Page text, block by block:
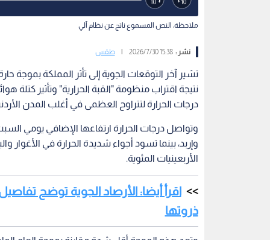
ملاحظة: النص المسموع ناتج عن نظام آلي
نشر :15:38 2026/7/30 طقس
تشير آخر التوقعات الجوية إلى تأثر المملكة بموجة
نتيجة اقتراب منظومة "القبة الحرارية" وتأثير كتلة
درجات الحرارة لتتراوح العظمى في أغلب المدن الأردنية بين 36 و37
وإربد، بينما تسود أجواء شديدة الحرارة في الأغوار
الأربعينيات المئوية.
اقرأ أيضا: الأرصاد الجوية توضح
ذروتها